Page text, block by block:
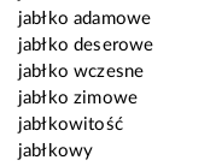
jabłko adamowe
jabłko deserowe
jabłko wczesne
jabłko zimowe
jabłkowitość
jabłkowy